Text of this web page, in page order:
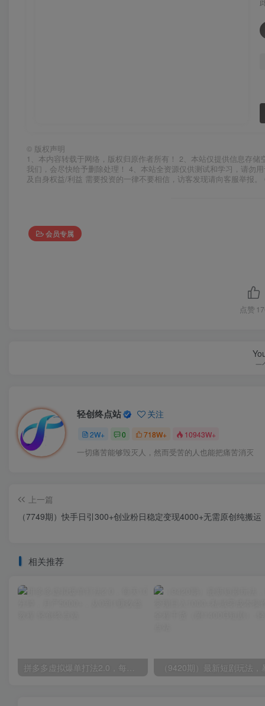
© 版权声明
1、本内容转载于网络，版权归原作者所有！ 2、本站仅提供信息存
我们，会尽快给予删除处理！ 4、本站全资源仅供测试和学习，请勿
及自身权益/利益 需要投资的一律不要相信，访客发现请向客服举报
会员专属
点赞
一
轻创终点站 关注
2W+ 0 718W+ 10943W+
一切痛苦能够毁灭人，然而受苦的人也能把痛苦消灭
上一篇
（7749期）快手日引300+创业粉日稳定变现4000+无需原创纯搬运
相关推荐
拼多多虚拟爆单打法2.0，每天10分钟，月产5000+，从0到1赚收益教程